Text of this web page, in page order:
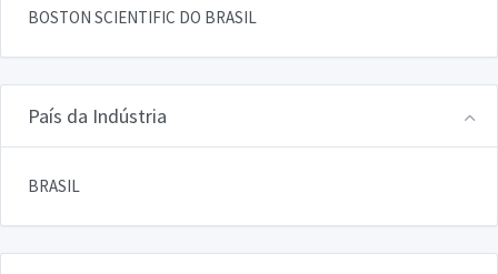
BOSTON SCIENTIFIC DO BRASIL
País da Indústria
BRASIL